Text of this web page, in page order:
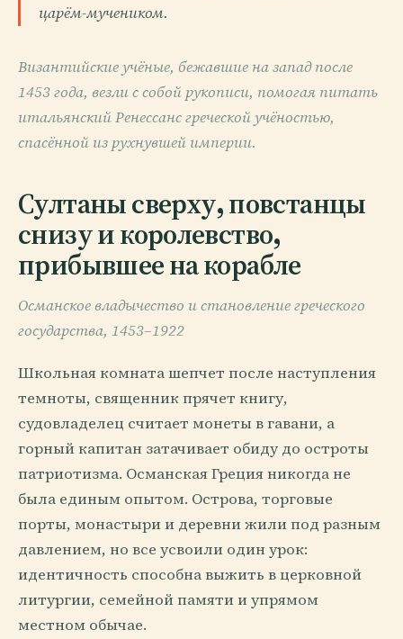
царём-мучеником.
Византийские учёные, бежавшие на запад после
1453 года, везли с собой рукописи, помогая питать
итальянский Ренессанс греческой учёностью,
спасённой из рухнувшей империи.
Султаны сверху, повстанцы
снизу и королевство,
прибывшее на корабле
Османское владычество и становление греческого
государства, 1453–1922
Школьная комната шепчет после наступления
темноты, священник прячет книгу,
судовладелец считает монеты в гавани, а
горный капитан затачивает обиду до остроты
патриотизма. Османская Греция никогда не
была единым опытом. Острова, торговые
порты, монастыри и деревни жили под разным
давлением, но все усвоили один урок:
идентичность способна выжить в церковной
литургии, семейной памяти и упрямом
местном обычае.